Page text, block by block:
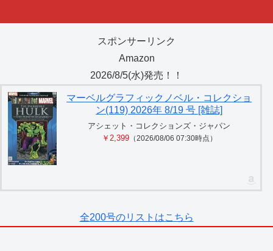
スポンサーリンク
Amazon
2026/8/5(水)発売！！
マーベルグラフィックノベル・コレクショ
ン(119) 2026年 8/19 号 [雑誌]
アシェット・コレクションズ・ジャパン
￥2,399（2026/08/06 07:30時点）
全200号のリストはこちら